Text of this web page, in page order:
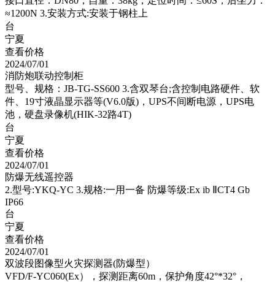
≈1200N 3.安装方式:安装于钢柱上
台
宁夏
查看价格
2024/07/01
消防炮联动控制柜
型号、规格：JB-TG-SS600 3.含双琴台;含控制电路硬件、软
件、19寸液晶显示器等(V6.0版)，UPS不间断电源，UPS电
池，硬盘录像机(HIK-32路4T)
台
宁夏
查看价格
2024/07/01
防爆无线遥控器
2.型号:YKQ-YC 3.规格:一用一备 防爆等级:Ex ib ⅡCT4 Gb
IP66
台
宁夏
查看价格
2024/07/01
双波段图像型火灾探测器(防爆型）
VFD/F-YC060(Ex），探测距离60m，保护角度42°*32°，